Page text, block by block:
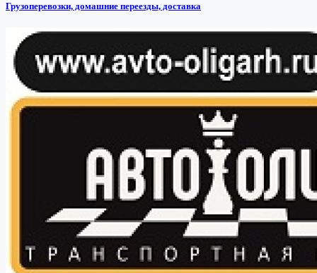
Грузоперевозки, домашние переезды, доставка